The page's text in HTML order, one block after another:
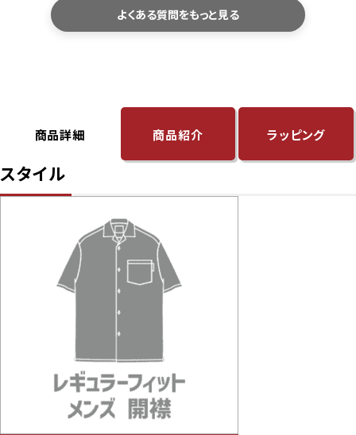
サイズ選びで迷われた際は、商品ページのサ
イズ表に記載している「身幅・肩幅・着丈」を、
洗濯機で洗えますか？
ちを防ぐため、洗濯ネットの使用をおすすめし
乾燥機のご使用や、濡れたまま長時間放置す
ることはお避けください。洗濯後は形を整え
て陰干しすると、長くきれいにご愛用いただけ
ます。
すか？
未使用・タグ付きで、再販可能な状態の商品
であれば、お客様都合の場合でも交換対応を
よくある質問をもっと見る
商品詳細 商品紹介 ラッピング
スタイル